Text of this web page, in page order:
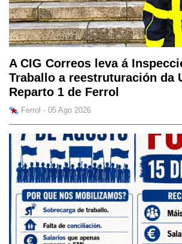
A CIG Correos leva á
Traballo a reestruturación da
Reparto 1 de Ferrol
Ferrol - 05 Ago 2026